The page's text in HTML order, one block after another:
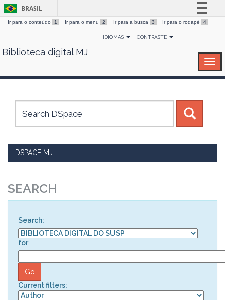
Skip
BRASIL
Simplifique!
Comunica BR
Canais
Ir para o conteúdo 1 Ir para o menu 2 Ir para a busca 3 Ir para o rodapé 4
IDIOMAS CONTRASTE
Biblioteca digital MJ
DSPACE MJ
SEARCH
Search:
for
Current filters: